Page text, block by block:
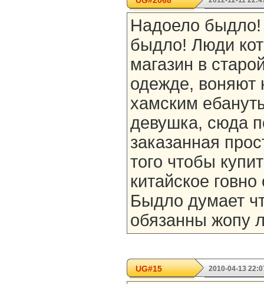
Надоело
быдло! Люди
магазин в
одежде, воняют
хамским
девушка, сюда
заказанная
того чтобы
китайское
Быдло думает
обязанны жопу
UG#15 2010-04-13